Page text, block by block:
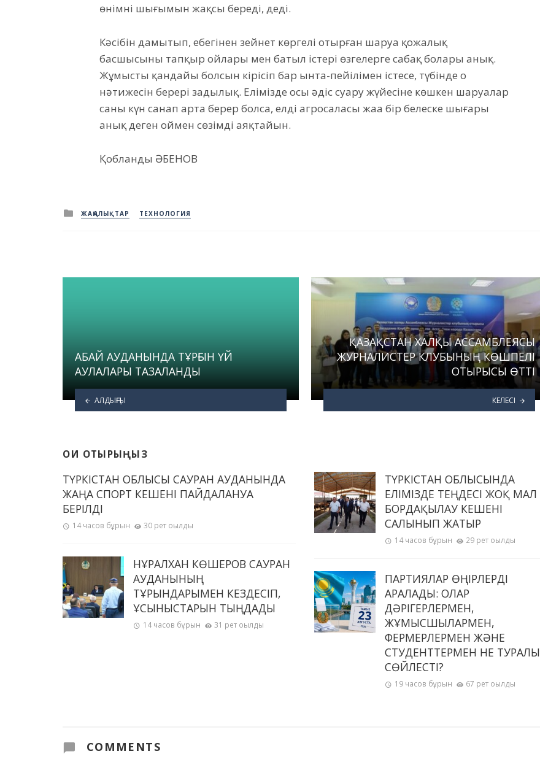
өнімнің шығымын жақсы береді, деді.
Кәсібін дамытып, еңбегінен зейнет көргелі отырған шаруа қожалық
басшысының тапқыр ойлары мен батыл істері өзгелерге сабақ болары анық.
Жұмыстың қандайы болсын кірісіп бар ынта-пейіліңмен істесең, түбінде оң
нәтижесін берері заңдылық. Елімізде осы әдіс суару жүйесіне көшкен шаруалар
саны күн санап арта берер болса, елдің агросаласы жаңа бір белеске шығары
анық деген оймен сөзімді аяқтайын.
Қобланды ӘБЕНОВ
Posted
in
ЖАҢАЛЫҚТАР ТЕХНОЛОГИЯ
АБАЙ АУДАНЫНДА ТҰРҒЫН ҮЙ
АУЛАЛАРЫ ТАЗАЛАНДЫ
АЛДЫҢҒЫ
ҚАЗАҚСТАН ХАЛҚЫ АССАМБЛЕЯСЫ
ЖУРНАЛИСТЕР КЛУБЫНЫҢ КӨШПЕЛІ
ОТЫРЫСЫ ӨТТІ
КЕЛЕСІ
ОҚИ ОТЫРЫҢЫЗ
ТҮРКІСТАН ОБЛЫСЫ САУРАН АУДАНЫНДА
ЖАҢА СПОРТ КЕШЕНІ ПАЙДАЛАНУҒА
БЕРІЛДІ
14 часов бұрын 30 рет оқылды
НҰРАЛХАН КӨШЕРОВ САУРАН
АУДАНЫНЫҢ
ТҰРҒЫНДАРЫМЕН КЕЗДЕСІП,
ҰСЫНЫСТАРЫН ТЫҢДАДЫ
14 часов бұрын 31 рет оқылды
ТҮРКІСТАН ОБЛЫСЫНДА
ЕЛІМІЗДЕ ТЕҢДЕСІ ЖОҚ МАЛ
БОРДАҚЫЛАУ КЕШЕНІ
САЛЫНЫП ЖАТЫР
14 часов бұрын 29 рет оқылды
ПАРТИЯЛАР ӨҢІРЛЕРДІ
АРАЛАДЫ: ОЛАР
ДӘРІГЕРЛЕРМЕН,
ЖҰМЫСШЫЛАРМЕН,
ФЕРМЕРЛЕРМЕН ЖӘНЕ
СТУДЕНТТЕРМЕН НЕ ТУРАЛЫ
СӨЙЛЕСТІ?
19 часов бұрын 67 рет оқылды
COMMENTS